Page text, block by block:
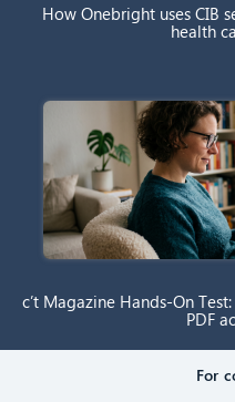
How Onebright uses CIB
health
c’t Magazine Hands-On
PDF
For